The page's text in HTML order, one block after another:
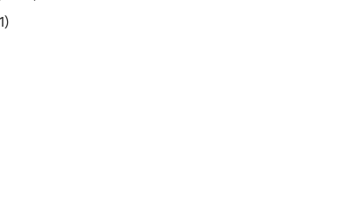
4,92 iš 5, atsiliepimų: 61